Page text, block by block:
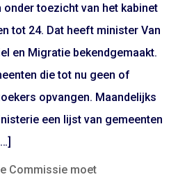
onder toezicht van het kabinet
tot 24. Dat heeft minister Van
en Migratie bekendgemaakt.
die tot nu geen of
opvangen. Maandelijks
een lijst van gemeenten
Commissie moet